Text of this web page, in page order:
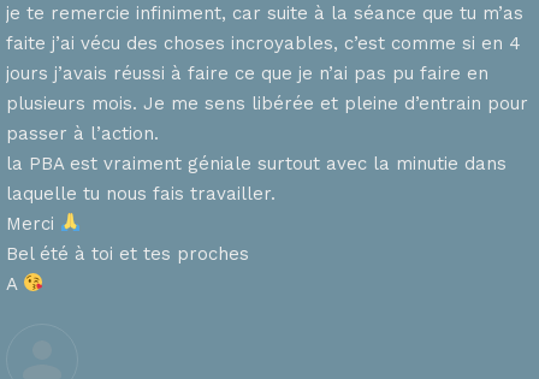
je te remercie infiniment, car suite à la séance que tu m’as
faite j’ai vécu des choses incroyables, c’est comme si en 4
jours j’avais réussi à faire ce que je n’ai pas pu faire en
plusieurs mois. Je me sens libérée et pleine d’entrain pour
passer à l’action.
la PBA est vraiment géniale surtout avec la minutie dans
laquelle tu nous fais travailler.
Merci
Bel été à toi et tes proches
A